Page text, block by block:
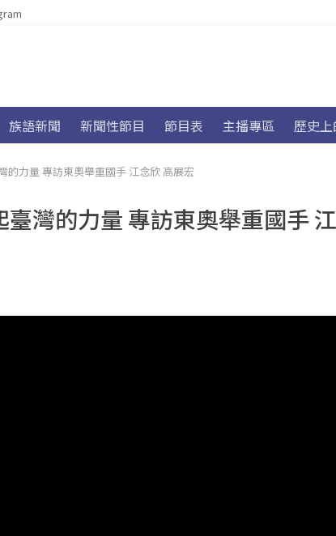
族語新聞 新聞性節目 節目表 主播專區 歷史
的力量 專訪東奧舉重國手 江念欣 高展宏
臺灣的力量 專訪東奧舉重國手